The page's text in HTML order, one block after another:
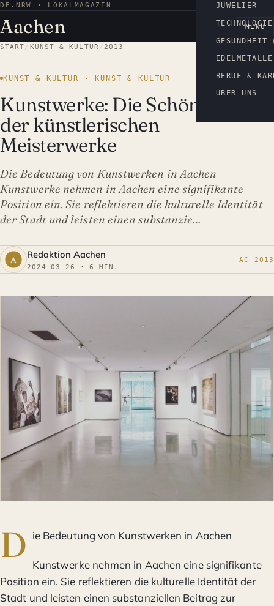
DE.NRW · LOKALMAGAZIN AACHEN
Aachen MENÜ
JUWELIER
EDELMETALLE
BERUF &
ÜBER UNS
START/ KUNST & KULTUR/ 2013
KUNST & KULTUR · KUNST & KULTUR
Kunstwerke: Die Schönheit
der künstlerischen
Meisterwerke
Die Bedeutung von Kunstwerken in Aachen
Kunstwerke nehmen in Aachen eine signifikante
Position ein. Sie reflektieren die kulturelle Identität
der Stadt und leisten einen substanzie…
Redaktion Aachen
2024-03-26 · 6 MIN.
AC-2013
D ie Bedeutung von Kunstwerken in Aachen
Kunstwerke nehmen in Aachen eine signifikante
Position ein. Sie reflektieren die kulturelle Identität der
Stadt und leisten einen substanziellen Beitrag zur